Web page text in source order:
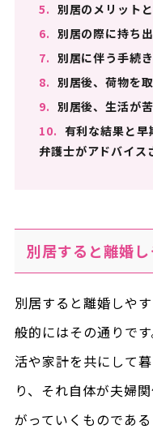
5. 別居のメリット
6. 別居の際に持ち
7. 別居に伴う手続き
8. 別居後、荷物を
9. 別居後、生活が
10. 有利な結果と
弁護士がアドバイス
別居すると離婚
別居すると離婚しや
般的にはその通りで
活や家計を共にして
り、それ自体が夫婦
がっていくものであ